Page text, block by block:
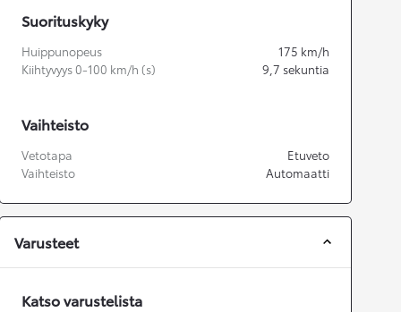
Suorituskyky
Huippunopeus 175 km/h
Kiihtyvyys 0-100 km/h (s)
9,7 sekuntia
Vaihteisto
Vetotapa
Etuveto
Vaihteisto
Automaatti
Varusteet
Katso varustelista